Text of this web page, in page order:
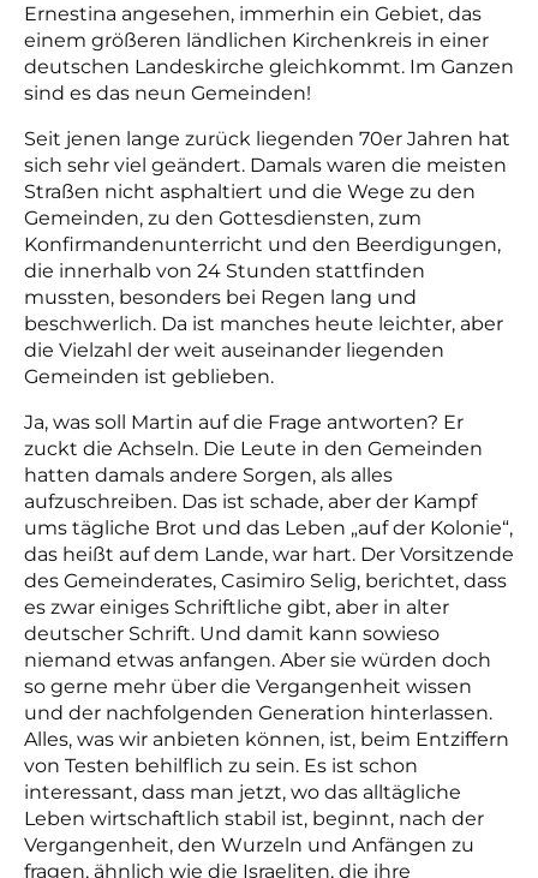
Ernestina angesehen, immerhin ein Gebiet, das
einem größeren ländlichen Kirchenkreis in einer
deutschen Landeskirche gleichkommt. Im Ganzen
sind es das neun Gemeinden!
Seit jenen lange zurück liegenden 70er Jahren hat
sich sehr viel geändert. Damals waren die meisten
Straßen nicht asphaltiert und die Wege zu den
Gemeinden, zu den Gottesdiensten, zum
Konfirmandenunterricht und den Beerdigungen,
die innerhalb von 24 Stunden stattfinden
mussten, besonders bei Regen lang und
beschwerlich. Da ist manches heute leichter, aber
die Vielzahl der weit auseinander liegenden
Gemeinden ist geblieben.
Ja, was soll Martin auf die Frage antworten? Er
zuckt die Achseln. Die Leute in den Gemeinden
hatten damals andere Sorgen, als alles
aufzuschreiben. Das ist schade, aber der Kampf
ums tägliche Brot und das Leben „auf der Kolonie“,
das heißt auf dem Lande, war hart. Der Vorsitzende
des Gemeinderates, Casimiro Selig, berichtet, dass
es zwar einiges Schriftliche gibt, aber in alter
deutscher Schrift. Und damit kann sowieso
niemand etwas anfangen. Aber sie würden doch
so gerne mehr über die Vergangenheit wissen
und der nachfolgenden Generation hinterlassen.
Alles, was wir anbieten können, ist, beim Entziffern
von Testen behilflich zu sein. Es ist schon
interessant, dass man jetzt, wo das alltägliche
Leben wirtschaftlich stabil ist, beginnt, nach der
Vergangenheit, den Wurzeln und Anfängen zu
fragen, ähnlich wie die Israeliten, die ihre